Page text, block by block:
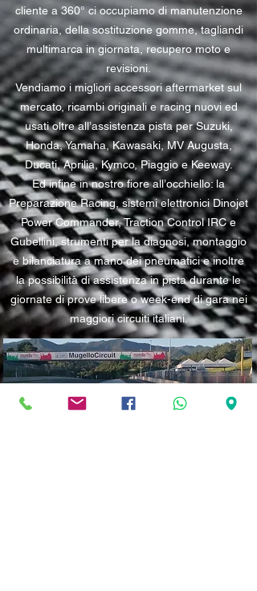
cliente a 360° ci occupiamo di manutenzione
ordinaria, della sostituzione gomme, tagliandi
multimarca in giornata, recupero moto e
revisioni.
Vendiamo i migliori accessori aftermarket sul
mercato, ricambi originali e racing nuovi ed
usati oltre all’assistenza pista per Suzuki,
Honda, Yamaha, Kawasaki, MV Augusta,
Ducati, Aprilia, Kymco, Piaggio e Keeway.
Ed infine in nostro fiore all’occhiello: la
Preparazione Racing, sistemi elettronici Dinojet
Power Commander, Traction Control IRC e
Gubellini, strumenti per la diagnosi, montaggio
e bilanciatura a mano dei pneumatici e inoltre
la possibilità di assistenza in pista durante le
giornate di prove libere o week-end di gara nei
maggiori circuiti italiani.